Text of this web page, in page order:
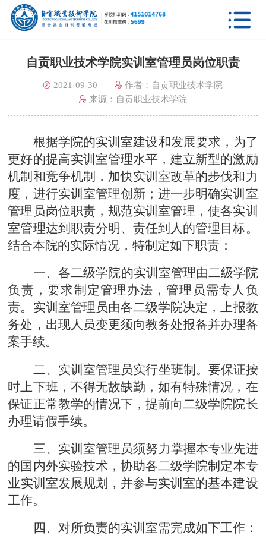

自贡职业技术学院实训室管理员岗位职责
2021-09-30
作者：自贡职业技术学院
来源：自贡职业技术学院
根据学院的实训室建设和发展要求，为了
更好的提高实训室管理水平，建立新型的激励
机制和竞争机制，加快实训室改革的步伐和力
度，进行实训室管理创新；进一步明确实训室
管理员岗位职责，规范实训室管理，使各实训
室管理达到职责分明、责任到人的管理目标。
结合本院的实际情况，特制定如下职责：
一、各二级学院的实训室管理由二级学院
负责，要求制定管理 办法 ， 管理员需专人负
责。 实训室管理员由各二级学院决定 ，上报教
务处，出现人员变更须向教务处报备并办理备
案手续。
二、 实训室管理员实行坐班制。要保证按
时上下班，不得无故缺勤，如有特殊情况，在
保证正常教学的情况下，提前向二级学院院长
办理请假手续。
三、 实训室管理员须努力掌握本专业先进
的国内外实验技术，协助各二级学院制定本专
业实训室发展规划，并参与实训室的基本建设
工作。
四、对所负责的实训室需完成如下工作：